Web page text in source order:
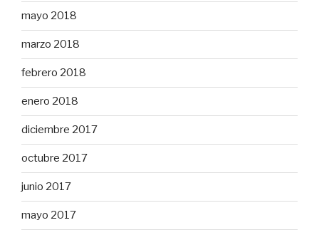
mayo 2018
marzo 2018
febrero 2018
enero 2018
diciembre 2017
octubre 2017
junio 2017
mayo 2017